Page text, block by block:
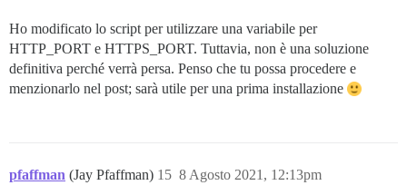
Ho modificato lo script per utilizzare una variabile per
HTTP_PORT e HTTPS_PORT. Tuttavia, non è una soluzione
definitiva perché verrà persa. Penso che tu possa procedere e
menzionarlo nel post; sarà utile per una prima installazione
pfaffman (Jay Pfaffman) 8 Agosto 2021, 12:13pm
15